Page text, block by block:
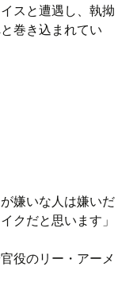
スと遭遇し、執拗
巻き込まれてい
嫌いな人は嫌いだ
クだと思います」
役のリー・アーメ